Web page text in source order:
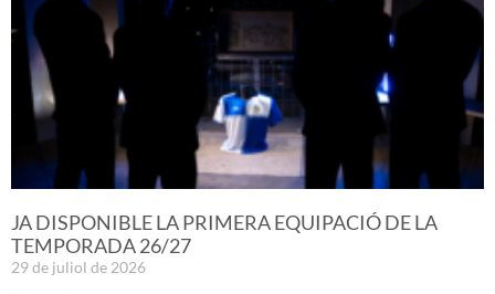
JA DISPONIBLE LA PRIMERA EQUIPACIÓ DE LA
TEMPORADA 26/27
29 de juliol de 2026